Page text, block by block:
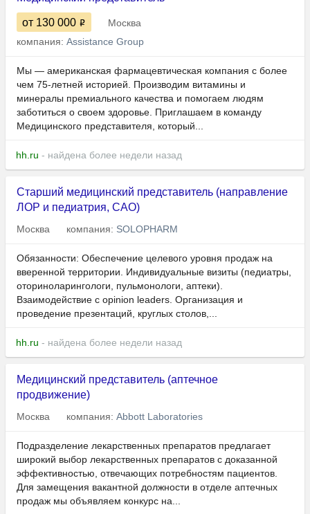
от 130 000
Москва
компания: Assistance Group
Мы — американская фармацевтическая компания с более
чем 75-летней историей. Производим витамины и
минералы премиального качества и помогаем людям
заботиться о своем здоровье. Приглашаем в команду
Медицинского представителя, который...
hh.ru - найдена более недели назад
Старший медицинский представитель (направление
ЛОР и педиатрия, САО)
Москва компания: SOLOPHARM
Обязанности: Обеспечение целевого уровня продаж на
вверенной территории. Индивидуальные визиты (педиатры,
оториноларингологи, пульмонологи, аптеки).
Взаимодействие с opinion leaders. Организация и
проведение презентаций, круглых столов,...
hh.ru - найдена более недели назад
Медицинский представитель (аптечное
продвижение)
Москва компания: Abbott Laboratories
Подразделение лекарственных препаратов предлагает
широкий выбор лекарственных препаратов с доказанной
эффективностью, отвечающих потребностям пациентов.
Для замещения вакантной должности в отделе аптечных
продаж мы объявляем конкурс на...